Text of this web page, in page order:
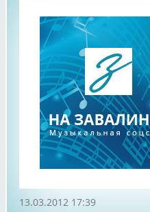
13.03.2012 17:39